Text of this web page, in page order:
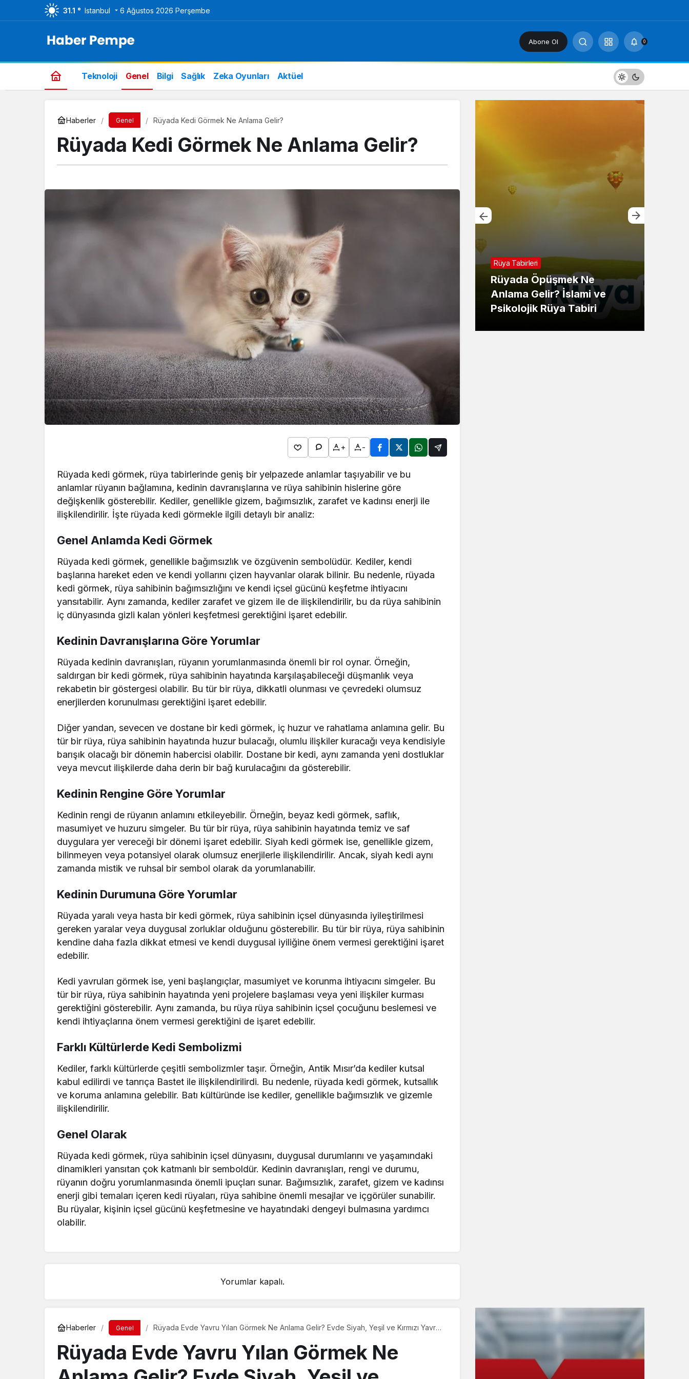
31.1 ° Istanbul 6 Ağustos 2026 Perşembe
Abone Ol 0
Teknoloji Genel Bilgi Sağlık Zeka Oyunları Aktüel
Haberler Genel Rüyada Kedi Görmek Ne Anlama Gelir?
Rüyada Kedi Görmek Ne Anlama Gelir?
+ -
Rüyada kedi görmek, rüya tabirlerinde geniş bir yelpazede anlamlar taşıyabilir ve bu
anlamlar rüyanın bağlamına, kedinin davranışlarına ve rüya sahibinin hislerine göre
değişkenlik gösterebilir. Kediler, genellikle gizem, bağımsızlık, zarafet ve kadınsı enerji ile
ilişkilendirilir. İşte rüyada kedi görmekle ilgili detaylı bir analiz:
Genel Anlamda Kedi Görmek
Rüyada kedi görmek, genellikle bağımsızlık ve özgüvenin sembolüdür. Kediler, kendi
başlarına hareket eden ve kendi yollarını çizen hayvanlar olarak bilinir. Bu nedenle, rüyada
kedi görmek, rüya sahibinin bağımsızlığını ve kendi içsel gücünü keşfetme ihtiyacını
yansıtabilir. Aynı zamanda, kediler zarafet ve gizem ile de ilişkilendirilir, bu da rüya sahibinin
iç dünyasında gizli kalan yönleri keşfetmesi gerektiğini işaret edebilir.
Kedinin Davranışlarına Göre Yorumlar
Rüyada kedinin davranışları, rüyanın yorumlanmasında önemli bir rol oynar. Örneğin,
saldırgan bir kedi görmek, rüya sahibinin hayatında karşılaşabileceği düşmanlık veya
rekabetin bir göstergesi olabilir. Bu tür bir rüya, dikkatli olunması ve çevredeki olumsuz
enerjilerden korunulması gerektiğini işaret edebilir.
Diğer yandan, sevecen ve dostane bir kedi görmek, iç huzur ve rahatlama anlamına gelir. Bu
tür bir rüya, rüya sahibinin hayatında huzur bulacağı, olumlu ilişkiler kuracağı veya kendisiyle
barışık olacağı bir dönemin habercisi olabilir. Dostane bir kedi, aynı zamanda yeni dostluklar
veya mevcut ilişkilerde daha derin bir bağ kurulacağını da gösterebilir.
Kedinin Rengine Göre Yorumlar
Kedinin rengi de rüyanın anlamını etkileyebilir. Örneğin, beyaz kedi görmek, saflık,
masumiyet ve huzuru simgeler. Bu tür bir rüya, rüya sahibinin hayatında temiz ve saf
duygulara yer vereceği bir dönemi işaret edebilir. Siyah kedi görmek ise, genellikle gizem,
bilinmeyen veya potansiyel olarak olumsuz enerjilerle ilişkilendirilir. Ancak, siyah kedi aynı
zamanda mistik ve ruhsal bir sembol olarak da yorumlanabilir.
Kedinin Durumuna Göre Yorumlar
Rüyada yaralı veya hasta bir kedi görmek, rüya sahibinin içsel dünyasında iyileştirilmesi
gereken yaralar veya duygusal zorluklar olduğunu gösterebilir. Bu tür bir rüya, rüya sahibinin
kendine daha fazla dikkat etmesi ve kendi duygusal iyiliğine önem vermesi gerektiğini işaret
edebilir.
Kedi yavruları görmek ise, yeni başlangıçlar, masumiyet ve korunma ihtiyacını simgeler. Bu
tür bir rüya, rüya sahibinin hayatında yeni projelere başlaması veya yeni ilişkiler kurması
gerektiğini gösterebilir. Aynı zamanda, bu rüya rüya sahibinin içsel çocuğunu beslemesi ve
kendi ihtiyaçlarına önem vermesi gerektiğini de işaret edebilir.
Farklı Kültürlerde Kedi Sembolizmi
Kediler, farklı kültürlerde çeşitli sembolizmler taşır. Örneğin, Antik Mısır’da kediler kutsal
kabul edilirdi ve tanrıça Bastet ile ilişkilendirilirdi. Bu nedenle, rüyada kedi görmek, kutsallık
ve koruma anlamına gelebilir. Batı kültüründe ise kediler, genellikle bağımsızlık ve gizemle
ilişkilendirilir.
Genel Olarak
Rüyada kedi görmek, rüya sahibinin içsel dünyasını, duygusal durumlarını ve yaşamındaki
dinamikleri yansıtan çok katmanlı bir semboldür. Kedinin davranışları, rengi ve durumu,
rüyanın doğru yorumlanmasında önemli ipuçları sunar. Bağımsızlık, zarafet, gizem ve kadınsı
enerji gibi temaları içeren kedi rüyaları, rüya sahibine önemli mesajlar ve içgörüler sunabilir.
Bu rüyalar, kişinin içsel gücünü keşfetmesine ve hayatındaki dengeyi bulmasına yardımcı
olabilir.
Yorumlar kapalı.
Bim Aktüel Ürünler
Kataloğu 2 Ocak 2026
Yayınlandı! Yeni Yıl Bim
Kataloğu… Bu Hafta Hangi
Ürünler İndirimli? Detayları
Görmek İçin Hemen
Rüya Tabirleri
Rüyada Kol Saati Görmek
Ne Anlama Gelir? İslami ve
Psikolojik Rüya Tabiri
Rüya Tabirleri
Rüyada Öpüşmek Ne
Anlama Gelir? İslami ve
Psikolojik Rüya Tabiri
Haberler Genel
Rüyada Evde Yavru Yılan Görmek Ne Anlama Gelir? Evde Siyah, Yeşil ve Kırmızı Yavru
Rüyada Evde Yavru Yılan Görmek Ne